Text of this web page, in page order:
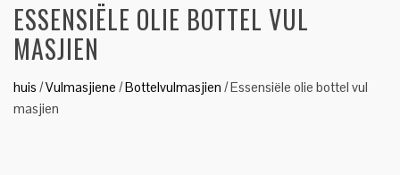
ESSENSIËLE OLIE BOTTEL VUL
MASJIEN
huis /Vulmasjiene /Bottelvulmasjien /Essensiële olie bottel vul
masjien